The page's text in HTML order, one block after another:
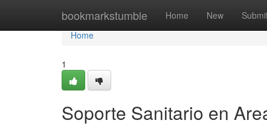
bookmarkstumble Home New
Home
Home
1
Soporte Sanitario en